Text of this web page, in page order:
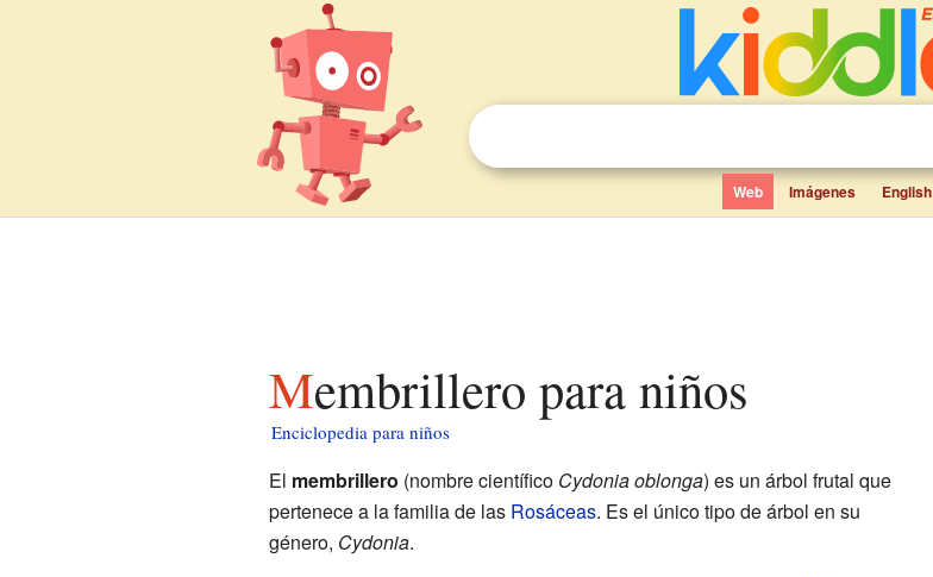
Web Imágenes English
Membrillero para niños
Enciclopedia para niños
El membrillero (nombre científico Cydonia oblonga) es un árbol frutal que
pertenece a la familia de las Rosáceas. Es el único tipo de árbol en su
género, Cydonia.